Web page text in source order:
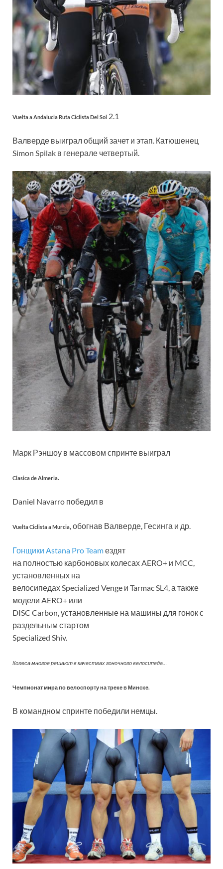
Vuelta a Andalucia Ruta Ciclista Del Sol 2.1
Валверде выиграл общий зачет и этап. Катюшенец
Simon Spilak в генерале четвертый.
Марк Рэншоу в массовом спринте выиграл
Clasica de Almeria
Daniel Navarro победил в
Vuelta Ciclista a Murcia , обогнав Валверде, Гесинга и др.
Гонщики Astana Pro Teamездят
на полностью карбоновых колесах AERO+ и MCC,
установленных на
велосипедах Specialized Venge и Tarmac SL4, а также
модели AERO+ или
DISC Carbon, установленные на машины для гонок с
раздельным стартом
Specialized Shiv.
Колеса многое решают в качествах гоночного велосипеда…
Чемпионат мира по велоспорту на треке в Минске.
В командном спринте победили немцы.